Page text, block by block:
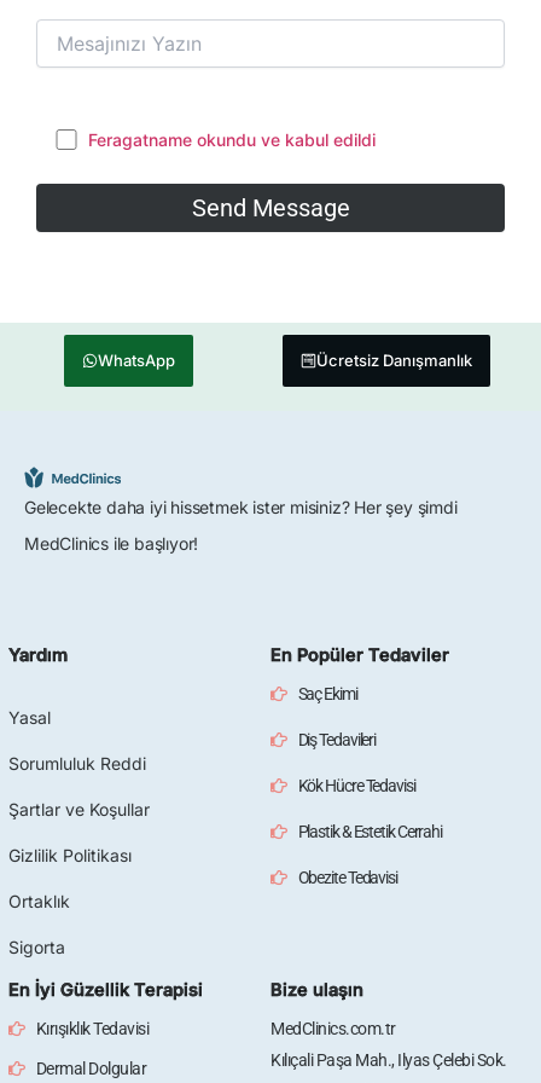
Feragatname okundu ve kabul edildi
WhatsApp Ücretsiz Danışmanlık
Gelecekte daha iyi hissetmek ister misiniz? Her şey şimdi
MedClinics ile başlıyor!
Yardım
Yasal
Sorumluluk Reddi
Şartlar ve Koşullar
Gizlilik Politikası
Ortaklık
Sigorta
En Popüler Tedaviler
Saç Ekimi
Diş Tedavileri
Kök Hücre Tedavisi
Plastik & Estetik Cerrahi
Obezite Tedavisi
En İyi Güzellik Terapisi
Kırışıklık Tedavisi
Dermal Dolgular
Bize ulaşın
MedClinics.com.tr
Kılıçali Paşa Mah., Ilyas Çelebi Sok.